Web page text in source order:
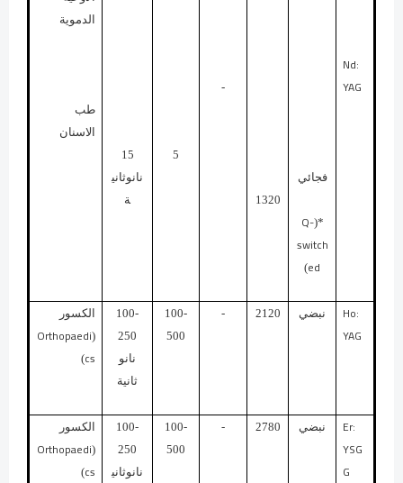
Nd:
YAG
فجائي
*(
Q-
switch
ed
)
1320
-
5
15
نانوثاني
ة
الدموية
طب
الاسنان
Ho:
YAG
نبضي 2120
-
100-
500
100-
250
نانو
ثانية
الكسور
(
Orthopaedi
cs
)
Er:
YSG
G
نبضي 2780
-
100-
500
100-
250
نانوثاني
الكسور
(
Orthopaedi
cs
)